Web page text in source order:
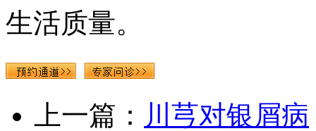
生活质量。
上一篇： 川芎对银屑病